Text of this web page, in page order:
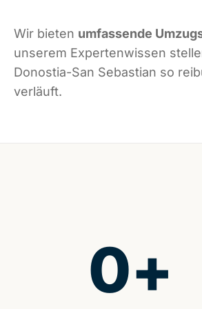
Wir bieten umfassende
unserem Expertenwissen
Donostia-San Sebastian so
verläuft.
0+